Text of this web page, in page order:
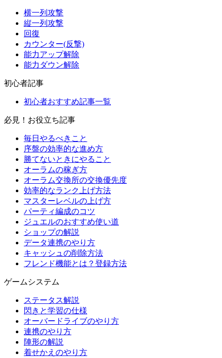
横一列攻撃
縦一列攻撃
回復
カウンター(反撃)
能力アップ解除
能力ダウン解除
初心者記事
初心者おすすめ記事一覧
必見！お役立ち記事
毎日やるべきこと
序盤の効率的な進め方
勝てないときにやること
オーラムの稼ぎ方
オーラム交換所の交換優先度
効率的なランク上げ方法
マスターレベルの上げ方
パーティ編成のコツ
ジュエルのおすすめ使い道
ショップの解説
データ連携のやり方
キャッシュの削除方法
フレンド機能とは？登録方法
ゲームシステム
ステータス解説
閃きと学習の仕様
オーバードライブのやり方
連携のやり方
陣形の解説
着せかえのやり方